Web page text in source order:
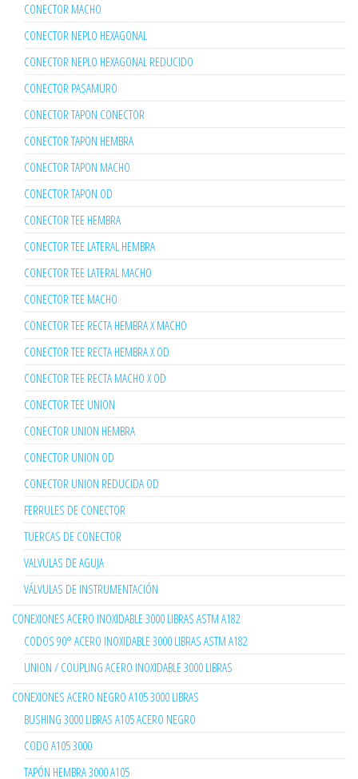
CONECTOR MACHO
CONECTOR NEPLO HEXAGONAL
CONECTOR NEPLO HEXAGONAL REDUCIDO
CONECTOR PASAMURO
CONECTOR TAPON CONECTOR
CONECTOR TAPON HEMBRA
CONECTOR TAPON MACHO
CONECTOR TAPON OD
CONECTOR TEE HEMBRA
CONECTOR TEE LATERAL HEMBRA
CONECTOR TEE LATERAL MACHO
CONECTOR TEE MACHO
CONECTOR TEE RECTA HEMBRA X MACHO
CONECTOR TEE RECTA HEMBRA X OD
CONECTOR TEE RECTA MACHO X OD
CONECTOR TEE UNION
CONECTOR UNION HEMBRA
CONECTOR UNION OD
CONECTOR UNION REDUCIDA OD
FERRULES DE CONECTOR
TUERCAS DE CONECTOR
VALVULAS DE AGUJA
VÁLVULAS DE INSTRUMENTACIÓN
CONEXIONES ACERO INOXIDABLE 3000 LIBRAS ASTM A182
CODOS 90° ACERO INOXIDABLE 3000 LIBRAS ASTM A182
UNION / COUPLING ACERO INOXIDABLE 3000 LIBRAS
CONEXIONES ACERO NEGRO A105 3000 LIBRAS
BUSHING 3000 LIBRAS A105 ACERO NEGRO
CODO A105 3000
TAPÓN HEMBRA 3000 A105